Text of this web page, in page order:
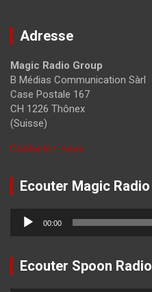
Adresse
Magic Radio Group
B Médias Communication Sàrl
Case Postale 167
CH 1226 Thônex
(Suisse)
Contactez-nous
Ecouter Magic Radio
Lecteur
audio
00:00
Ecouter Spoon Radio